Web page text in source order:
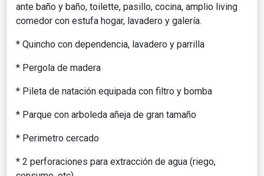
ante baño y baño, toilette, pasillo, cocina, amplio living
comedor con estufa hogar, lavadero y galería.
* Quincho con dependencia, lavadero y parrilla
* Pergola de madera
* Pileta de natación equipada con filtro y bomba
* Parque con arboleda añeja de gran tamaño
* Perimetro cercado
* 2 perforaciones para extracción de agua (riego,